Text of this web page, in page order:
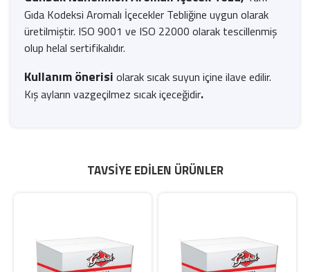
Gıda Kodeksi Aromalı İçecekler Tebliğine uygun olarak
üretilmiştir. ISO 9001 ve ISO 22000 olarak tescillenmiş
olup helal sertifikalıdır.
Kullanım önerisi olarak sıcak suyun içine ilave edilir.
Kış ayların vazgeçilmez sıcak içeceğidir.
TAVSIYE EDILEN ÜRÜNLER